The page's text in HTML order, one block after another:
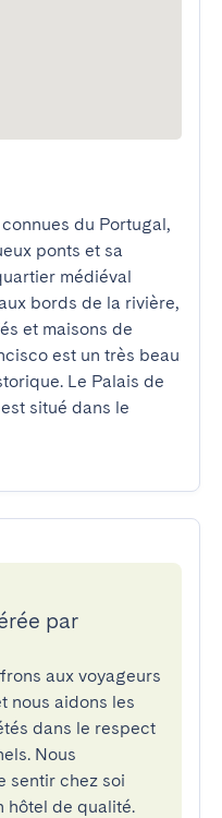
du Portugal,
ponts et sa
médiéval
bords de la rivière,
et maisons de
est un très beau
Le Palais de
situé dans le
par
aux voyageurs
nous aidons les
dans le respect
Nous
sentir chez soi
hôtel de qualité.